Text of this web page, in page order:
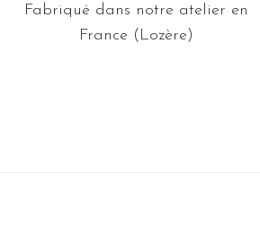
Fabriqué dans notre atelier en
France (Lozère)